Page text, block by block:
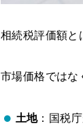
相続税評価額と
市場価格ではな
土地：国税